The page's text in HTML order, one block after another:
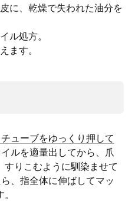
に、乾燥で失われた油分を
ル処方。
ます。
ューブをゆっくり押して
ルを適量出してから、爪
りこむように馴染ませて
、指全体に伸ばしてマッ